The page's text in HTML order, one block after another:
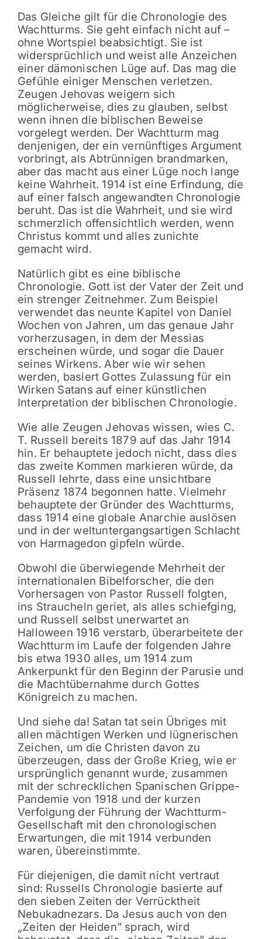
Das Gleiche gilt für die Chronologie des
Wachtturms. Sie geht einfach nicht auf –
ohne Wortspiel beabsichtigt. Sie ist
widersprüchlich und weist alle Anzeichen
einer dämonischen Lüge auf. Das mag die
Gefühle einiger Menschen verletzen.
Zeugen Jehovas weigern sich
möglicherweise, dies zu glauben, selbst
wenn ihnen die biblischen Beweise
vorgelegt werden. Der Wachtturm mag
denjenigen, der ein vernünftiges Argument
vorbringt, als Abtrünnigen brandmarken,
aber das macht aus einer Lüge noch lange
keine Wahrheit. 1914 ist eine Erfindung, die
auf einer falsch angewandten Chronologie
beruht. Das ist die Wahrheit, und sie wird
schmerzlich offensichtlich werden, wenn
Christus kommt und alles zunichte
gemacht wird.
Natürlich gibt es eine biblische
Chronologie. Gott ist der Vater der Zeit und
ein strenger Zeitnehmer. Zum Beispiel
verwendet das neunte Kapitel von Daniel
Wochen von Jahren, um das genaue Jahr
vorherzusagen, in dem der Messias
erscheinen würde, und sogar die Dauer
seines Wirkens. Aber wie wir sehen
werden, basiert Gottes Zulassung für ein
Wirken Satans auf einer künstlichen
Interpretation der biblischen Chronologie.
Wie alle Zeugen Jehovas wissen, wies C.
T. Russell bereits 1879 auf das Jahr 1914
hin. Er behauptete jedoch nicht, dass dies
das zweite Kommen markieren würde, da
Russell lehrte, dass eine unsichtbare
Präsenz 1874 begonnen hatte. Vielmehr
behauptete der Gründer des Wachtturms,
dass 1914 eine globale Anarchie auslösen
und in der weltuntergangsartigen Schlacht
von Harmagedon gipfeln würde.
Obwohl die überwiegende Mehrheit der
internationalen Bibelforscher, die den
Vorhersagen von Pastor Russell folgten,
ins Straucheln geriet, als alles schiefging,
und Russell selbst unerwartet an
Halloween 1916 verstarb, überarbeitete der
Wachtturm im Laufe der folgenden Jahre
bis etwa 1930 alles, um 1914 zum
Ankerpunkt für den Beginn der Parusie und
die Machtübernahme durch Gottes
Königreich zu machen.
Und siehe da! Satan tat sein Übriges mit
allen mächtigen Werken und lügnerischen
Zeichen, um die Christen davon zu
überzeugen, dass der Große Krieg, wie er
ursprünglich genannt wurde, zusammen
mit der schrecklichen Spanischen Grippe-
Pandemie von 1918 und der kurzen
Verfolgung der Führung der Wachtturm-
Gesellschaft mit den chronologischen
Erwartungen, die mit 1914 verbunden
waren, übereinstimmte.
Für diejenigen, die damit nicht vertraut
sind: Russells Chronologie basierte auf
den sieben Zeiten der Verrücktheit
Nebukadnezars. Da Jesus auch von den
„Zeiten der Heiden” sprach, wird